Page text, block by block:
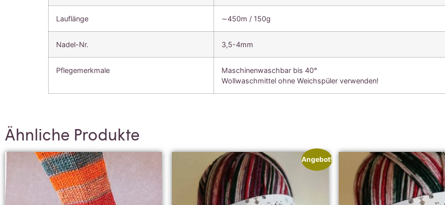
Lauflänge ∼450m / 150g
Nadel-Nr. 3,5-4mm
Pflegemerkmale
Maschinenwaschbar bis 40°
Wollwaschmittel ohne Weichspüler verwenden!
Ähnliche Produkte
Angebot!